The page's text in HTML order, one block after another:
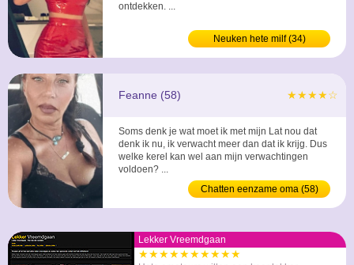
ontdekken. ...
Neuken hete milf (34)
★★★★☆
Feanne (58)
Soms denk je wat moet ik met mijn Lat nou dat
denk ik nu, ik verwacht meer dan dat ik krijg. Dus
welke kerel kan wel aan mijn verwachtingen
voldoen? ...
Chatten eenzame oma (58)
Lekker Vreemdgaan
★★★★★★★★★★